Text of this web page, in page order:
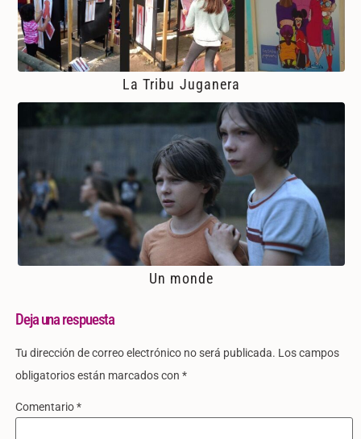
La Tribu Juganera
Un monde
Deja una respuesta
Tu dirección de correo electrónico no será publicada. Los campos
obligatorios están marcados con *
Comentario*